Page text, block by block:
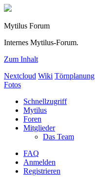
Mytilus Forum
Internes Mytilus-Forum.
Zum Inhalt
Nextcloud Wiki Törnplanung
Fotos
Schnellzugriff
Mytilus
Foren
Mitglieder
Das Team
FAQ
Anmelden
Registrieren